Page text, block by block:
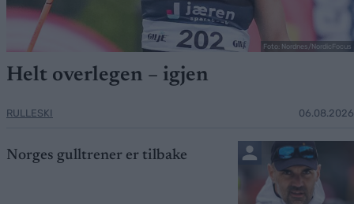
Foto: Nordnes/NordicFocus
Helt overlegen – igjen
RULLESKI 06.08.2026
Norges gulltrener er tilbake